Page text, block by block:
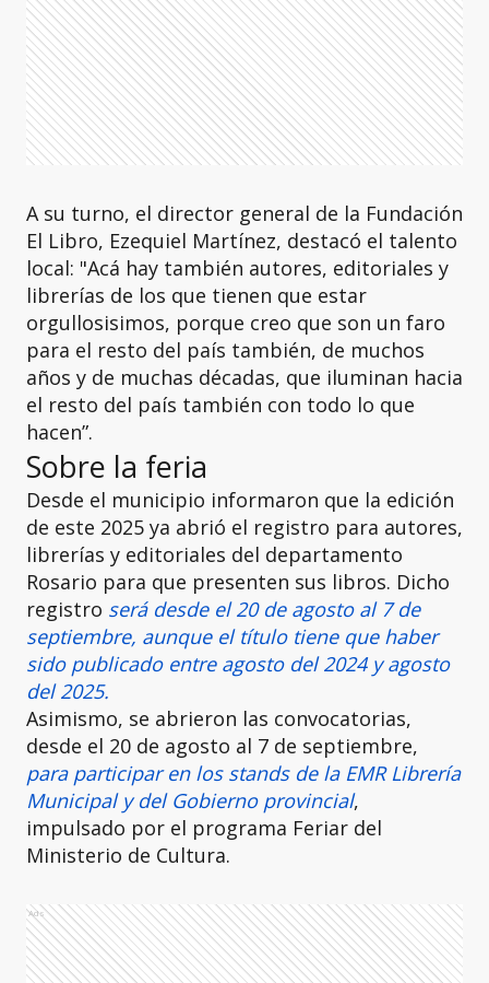
A su turno, el director general de la Fundación
El Libro, Ezequiel Martínez, destacó el talento
local: "Acá hay también autores, editoriales y
librerías de los que tienen que estar
orgullosisimos, porque creo que son un faro
para el resto del país también, de muchos
años y de muchas décadas, que iluminan hacia
el resto del país también con todo lo que
hacen”.
Sobre la feria
Desde el municipio informaron que la edición
de este 2025 ya abrió el registro para autores,
librerías y editoriales del departamento
Rosario para que presenten sus libros. Dicho
registro será desde el 20 de agosto al 7 de
septiembre, aunque el título tiene que haber
sido publicado entre agosto del 2024 y agosto
del 2025.
Asimismo, se abrieron las convocatorias,
desde el 20 de agosto al 7 de septiembre,
para participar en los stands de la EMR Librería
Municipal y del Gobierno provincial,
impulsado por el programa Feriar del
Ministerio de Cultura.
Ads